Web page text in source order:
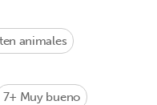
animales
7+ Muy bueno